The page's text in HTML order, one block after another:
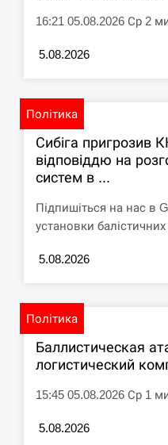
16:21 05.08.2026 Ср 2
5.08.2026
Політика
Сибіга пригрозив
відповіддю на
систем в ...
Підпишіться на нас в
установки
5.08.2026
Політика
Баллистическая
логистический
15:45 05.08.2026 Ср 1
5.08.2026